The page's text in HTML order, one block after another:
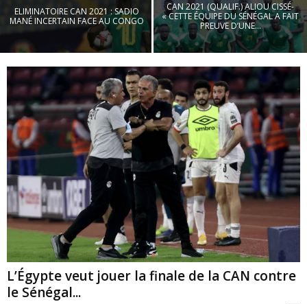
ELIMINATOIRE CAN 2021 : SADIO
MANÉ INCERTAIN FACE AU CONGO
CAN 2021 (QUALIF.) ALIOU CISSÉ-
« CETTE ÉQUIPE DU SÉNÉGAL A FAIT
PREUVE D’UNE...
L’Égypte veut jouer la finale de la CAN contre
le Sénégal...